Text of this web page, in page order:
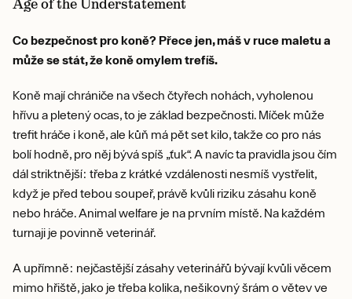
Age of the Understatement
Co bezpečnost pro koně? Přece jen, máš v ruce maletu a
může se stát, že koně omylem trefíš.
Koně mají chrániče na všech čtyřech nohách, vyholenou
hřívu a pletený ocas, to je základ bezpečnosti. Míček může
trefit hráče i koně, ale kůň má pět set kilo, takže co pro nás
bolí hodně, pro něj bývá spíš „ťuk“. A navíc ta pravidla jsou čím
dál striktnější: třeba z krátké vzdálenosti nesmíš vystřelit,
když je před tebou soupeř, právě kvůli riziku zásahu koně
nebo hráče. Animal welfare je na prvním místě. Na každém
turnaji je povinně veterinář.
A upřímně: nejčastější zásahy veterinářů bývají kvůli věcem
mimo hřiště, jako je třeba kolika, nešikovný šrám o větev ve